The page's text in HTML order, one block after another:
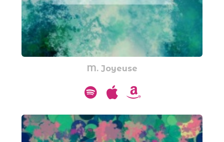
M. Joyeuse